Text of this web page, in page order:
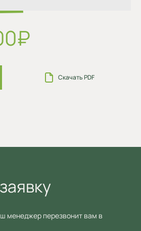
Скачать PDF
менеджер перезвонит вам в